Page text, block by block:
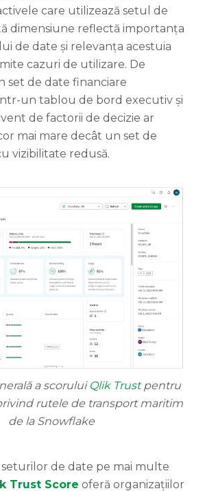
care utilizează setul de
dimensiune reflectă importanța
de date și relevanța acestuia
cazuri de utilizare. De
set de date financiare
un tablou de bord executiv și
de factorii de decizie ar
mai mare decât un set de
vizibilitate redusă.
a scorului Qlik Trustpentru
rutele de transport maritim
de la Snowflake
de date pe mai multe
Trust Score oferă organizațiilor